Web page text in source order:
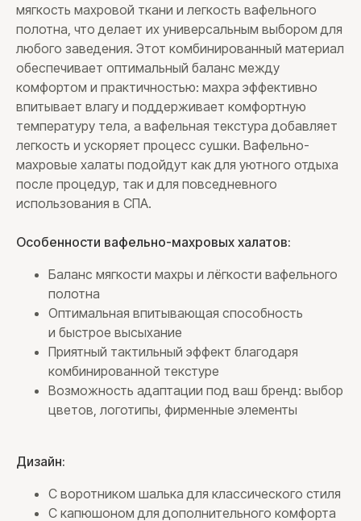
мягкость махровой ткани и легкость вафельного
полотна, что делает их универсальным выбором для
любого заведения. Этот комбинированный материал
обеспечивает оптимальный баланс между
комфортом и практичностью: махра эффективно
впитывает влагу и поддерживает комфортную
температуру тела, а вафельная текстура добавляет
легкость и ускоряет процесс сушки. Вафельно-
махровые халаты подойдут как для уютного отдыха
после процедур, так и для повседневного
использования в СПА.
Особенности вафельно-махровых халатов:
Баланс мягкости махры и лёгкости вафельного
полотна
Оптимальная впитывающая способность
и быстрое высыхание
Приятный тактильный эффект благодаря
комбинированной текстуре
Возможность адаптации под ваш бренд: выбор
цветов, логотипы, фирменные элементы
Дизайн:
С воротником шалька для классического стиля
С капюшоном для дополнительного комфорта